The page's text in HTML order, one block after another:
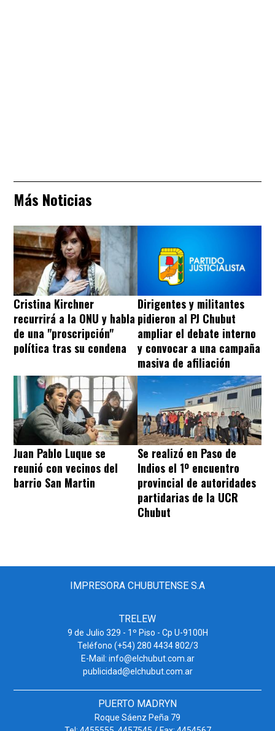
Más Noticias
Cristina Kirchner
recurrirá a la ONU y habla
de una "proscripción"
política tras su condena
Dirigentes y militantes
pidieron al PJ Chubut
ampliar el debate interno
y convocar a una campaña
masiva de afiliación
Juan Pablo Luque se
reunió con vecinos del
barrio San Martin
Se realizó en Paso de
Indios el 1º encuentro
provincial de autoridades
partidarias de la UCR
Chubut
IMPRESORA CHUBUTENSE S.A
TRELEW
9 de Julio 329 - 1º Piso - Cp U-9100H
Teléfono (+54) 280 4434 802/3
E-Mail: info@elchubut.com.ar
publicidad@elchubut.com.ar
PUERTO MADRYN
Roque Sáenz Peña 79